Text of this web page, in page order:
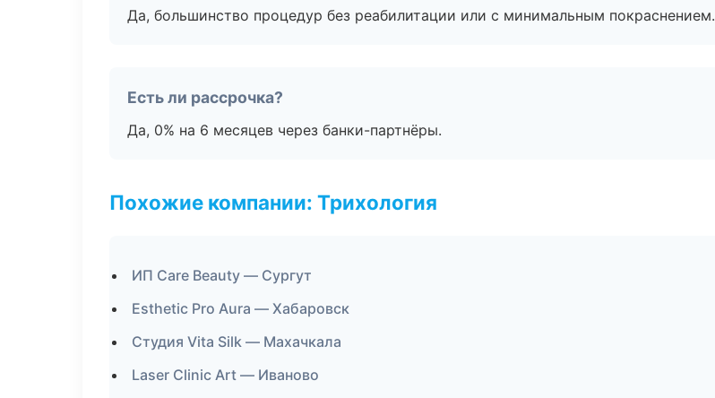
Да, большинство процедур без реабилитации или с минимальным покраснением.
Есть ли рассрочка?
Да, 0% на 6 месяцев через банки-партнёры.
Похожие компании: Трихология
ИП Care Beauty — Сургут
Esthetic Pro Aura — Хабаровск
Студия Vita Silk — Махачкала
Laser Clinic Art — Иваново